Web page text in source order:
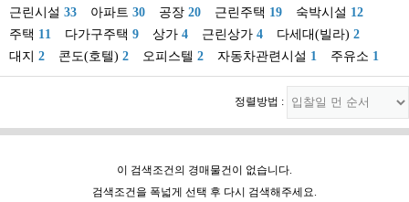
근린시설 33 아파트 30 공장 20 근린주택 19 숙박시설 12
주택 11 다가구주택 9 상가 4 근린상가 4 다세대(빌라) 2
대지 2 콘도(호텔) 2 오피스텔 2 자동차관련시설 1 주유소 1
정렬방법 :
이 검색조건의 경매물건이 없습니다.
검색조건을 폭넓게 선택 후 다시 검색해주세요.